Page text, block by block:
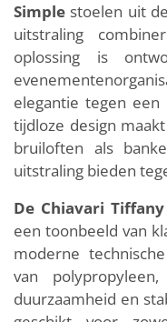
Simple stoelen uit
uitstraling
oplossing is
elegantie tegen
tijdloze design
bruiloften als
uitstraling bieden
De Chiavari
een toonbeeld van
moderne
van
duurzaamheid en